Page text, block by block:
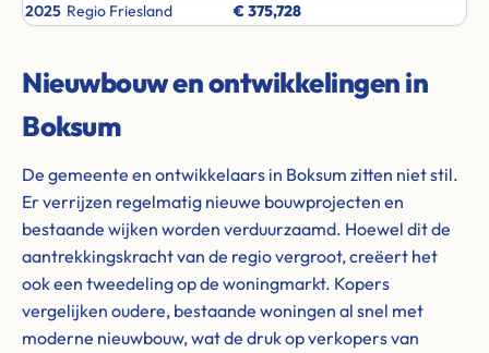
2025 Regio Friesland € 375,728
Nieuwbouw en ontwikkelingen in
Boksum
De gemeente en ontwikkelaars in Boksum zitten niet stil.
Er verrijzen regelmatig nieuwe bouwprojecten en
bestaande wijken worden verduurzaamd. Hoewel dit de
aantrekkingskracht van de regio vergroot, creëert het
ook een tweedeling op de woningmarkt. Kopers
vergelijken oudere, bestaande woningen al snel met
moderne nieuwbouw, wat de druk op verkopers van